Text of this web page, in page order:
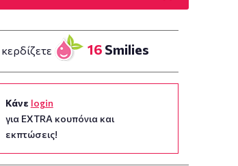
16 Smilies
Κάνε login
για EXTRA κουπόνια και
εκπτώσεις!